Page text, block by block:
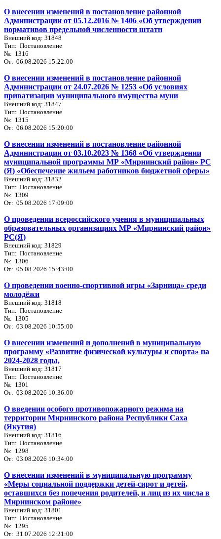
О внесении изменений в постановление районной
Администрации от 05.12.2016 № 1406 «Об утверждении
нормативов предельной численности штатн
Внешний код: 31848
Тип: Постановление
№: 1316
От: 06.08.2026 15:22:00
О внесении изменений в постановление районной
Администрации от 24.07.2026 № 1253 «Об условиях
приватизации муниципального имущества муни
Внешний код: 31847
Тип: Постановление
№: 1315
От: 06.08.2026 15:20:00
О внесении изменений в постановление районной
Администрации от 03.10.2023 № 1368 «Об утверждении
муниципальной программы МР «Мирнинский район» РС
(Я) «Обеспечение жильем работников бюджетной сферы»
Внешний код: 31832
Тип: Постановление
№: 1309
От: 05.08.2026 17:09:00
О проведении всероссийского учения в муниципальных
образовательных организациях МР «Мирнинский район»
РС(Я)
Внешний код: 31829
Тип: Постановление
№: 1306
От: 05.08.2026 15:43:00
О проведении военно-спортивной игры «Зарница» среди
молодёжи
Внешний код: 31818
Тип: Постановление
№: 1305
От: 03.08.2026 10:55:00
О внесении изменений и дополнений в муниципальную
программу «Развитие физической культуры и спорта» на
2024-2028 годы,
Внешний код: 31817
Тип: Постановление
№: 1301
От: 03.08.2026 10:36:00
О введении особого противопожарного режима на
территории Мирнинского района Республики Саха
(Якутия)
Внешний код: 31816
Тип: Постановление
№: 1298
От: 03.08.2026 10:34:00
О внесении изменений в муниципальную программу
«Меры социальной поддержки детей-сирот и детей,
оставшихся без попечения родителей, и лиц из их числа в
Мирнинском районе»
Внешний код: 31801
Тип: Постановление
№: 1295
От: 31.07.2026 12:21:00